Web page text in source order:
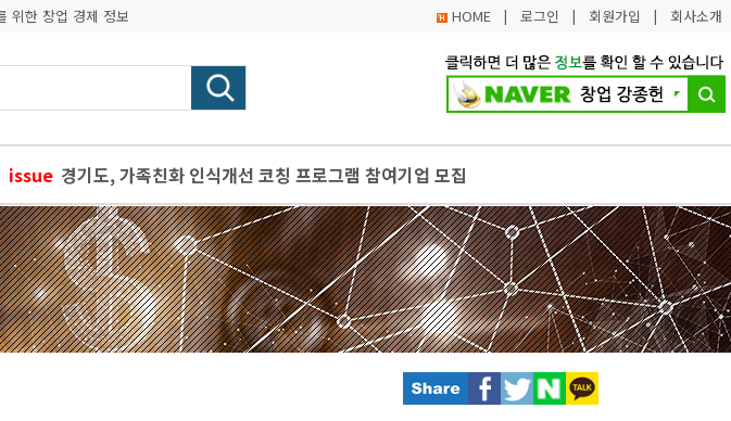
위한 창업 경제 정보 HOME| 로그인 | 회원가입 | 회사소개
issue 경기도, 가족친화 인식개선 코칭 프로그램 참여기업 모집
신용보증재단중앙회, 찾아가는 무료 컨설팅 신청·접수시작
비전웍스벤처스, 강의실을 넘어 사회혁신가로 키운다
앞으로 온누리상품권 사용처 늘어난다, 가맹 제한업종 대폭 완화
식판만 갖다 대면 잔반의 양과 부피 분석. 음식물쓰레기 감소효과 탁월